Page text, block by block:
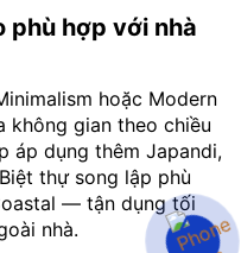
phù hợp với nhà
hoặc Modern
gian theo chiều
áp dụng thêm Japandi,
thự song lập phù
— tận dụng tối
nhà.